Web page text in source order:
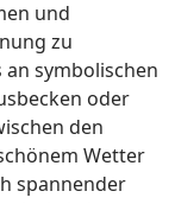
und
zu
symbolischen
oder
den
Wetter
spannender